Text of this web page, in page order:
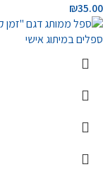
₪35.00